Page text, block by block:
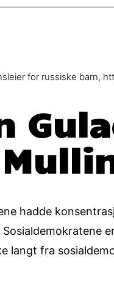
for russiske barn,
hadde
langt fra